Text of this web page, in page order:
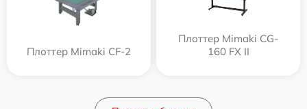
Плоттер Mimaki CF-2
Плоттер Mimaki CG-
160 FX II